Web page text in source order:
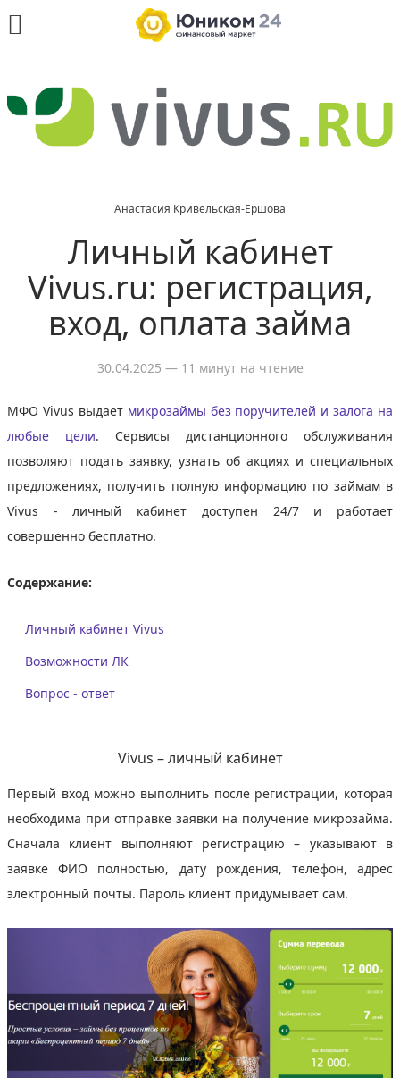
Анастасия Кривельская-Ершова
Личный кабинет
Vivus.ru: регистрация,
вход, оплата займа
30.04.2025 — 11 минут на чтение
МФО Vivus выдает микрозаймы без поручителей и залога на
любые цели. Сервисы дистанционного обслуживания
позволяют подать заявку, узнать об акциях и специальных
предложениях, получить полную информацию по займам в
Vivus - личный кабинет доступен 24/7 и работает
совершенно бесплатно.
Содержание:
Личный кабинет Vivus
Возможности ЛК
Вопрос - ответ
Vivus – личный кабинет
Первый вход можно выполнить после регистрации, которая
необходима при отправке заявки на получение микрозайма.
Сначала клиент выполняют регистрацию – указывают в
заявке ФИО полностью, дату рождения, телефон, адрес
электронный почты. Пароль клиент придумывает сам.